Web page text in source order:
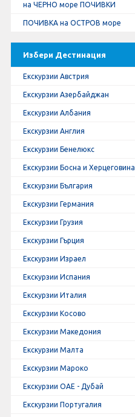
на ЧЕРНО море ПОЧИВКИ
ПОЧИВКА на ОСТРОВ море
Избери Дестинация
Екскурзии Австрия
Екскурзии Азербайджан
Екскурзии Албания
Екскурзии Англия
Екскурзии Бенелюкс
Екскурзии Босна и Херцеговина
Екскурзии България
Екскурзии Германия
Екскурзии Грузия
Екскурзии Гърция
Екскурзии Израел
Екскурзии Испания
Екскурзии Италия
Екскурзии Косово
Екскурзии Македония
Екскурзии Малта
Екскурзии Мароко
Екскурзии ОАЕ - Дубай
Екскурзии Португалия